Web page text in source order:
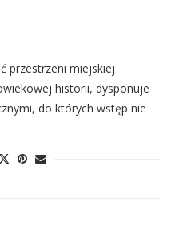
przestrzeni miejskiej
historii, dysponuje
do których wstęp nie